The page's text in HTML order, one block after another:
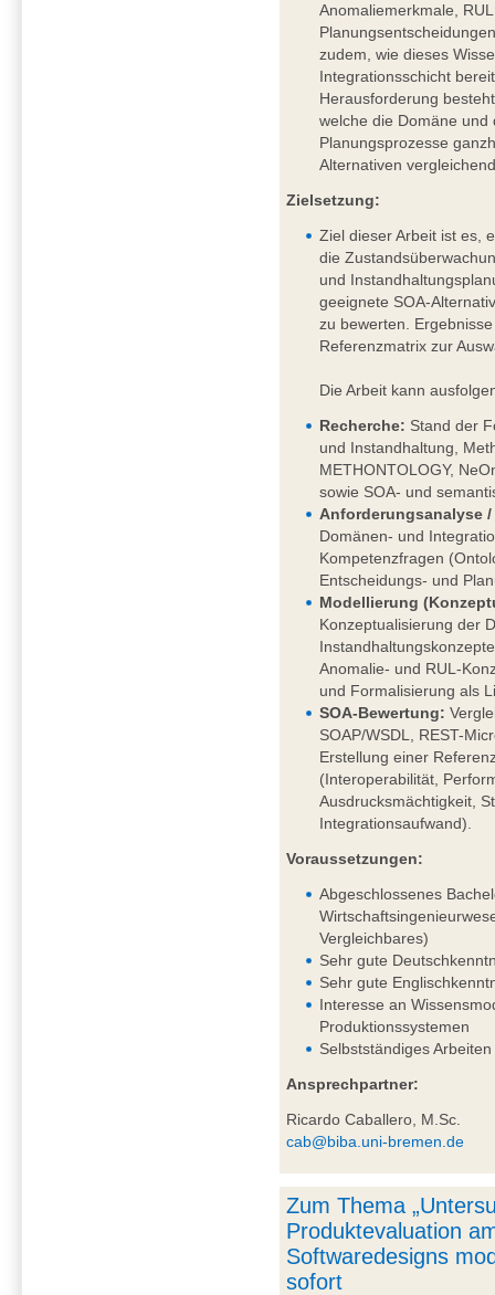
Anomaliemerkmale,
zudem, wie dieses
Integrationsschicht
Herausforderung
welche die Domäne
Planungsprozesse
Alternativen
Zielsetzung:
Ziel dieser Arbeit ist es,
die
und
geeignete SOA-
zu bewerten.
Referenzmatrix zur
Die Arbeit kann
Recherche: Stand der
und Instandhaltung,
METHONTOLOGY,
sowie SOA- und
Anforderungsanalyse
Domänen- und
Kompetenzfragen
Entscheidungs- und
Modellierung
Konzeptualisierung der
Anomalie- und RUL-
und Formalisierung als
SOA-Bewertung:
SOAP/WSDL, REST-
Erstellung einer
(Interoperabilität,
Ausdrucksmächtigkeit,
Integrationsaufwand).
Voraussetzungen:
Abgeschlossenes
Vergleichbares)
Sehr gute
Sehr gute
Interesse an
Produktionssystemen
Selbstständiges
Ansprechpartner:
Ricardo Caballero, M.Sc.
cab@biba.uni-bremen.de
Zum Thema
Produktevaluation
Softwaredesigns
sofort